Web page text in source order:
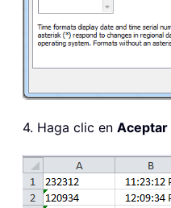
4. Haga clic en Aceptar